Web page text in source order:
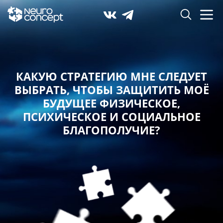
КАКУЮ СТРАТЕГИЮ МНЕ СЛЕДУЕТ
ВЫБРАТЬ,ЧТОБЫ ЗАЩИТИТЬ МОЁ
БУДУЩЕЕ ФИЗИЧЕСКОЕ,
ПСИХИЧЕСКОЕ И СОЦИАЛЬНОЕ
БЛАГОПОЛУЧИЕ?